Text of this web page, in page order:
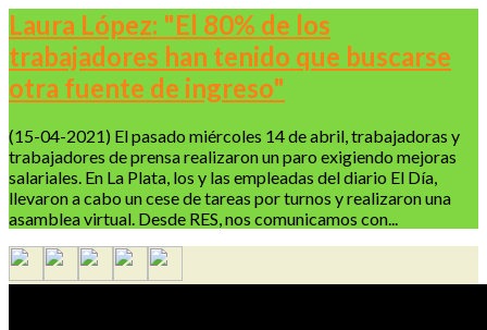
Laura López: "El 80% de los
trabajadores han tenido que buscarse
otra fuente de ingreso"
(15-04-2021) El pasado miércoles 14 de abril, trabajadoras y
trabajadores de prensa realizaron un paro exigiendo mejoras
salariales. En La Plata, los y las empleadas del diario El Día,
llevaron a cabo un cese de tareas por turnos y realizaron una
asamblea virtual. Desde RES, nos comunicamos con...